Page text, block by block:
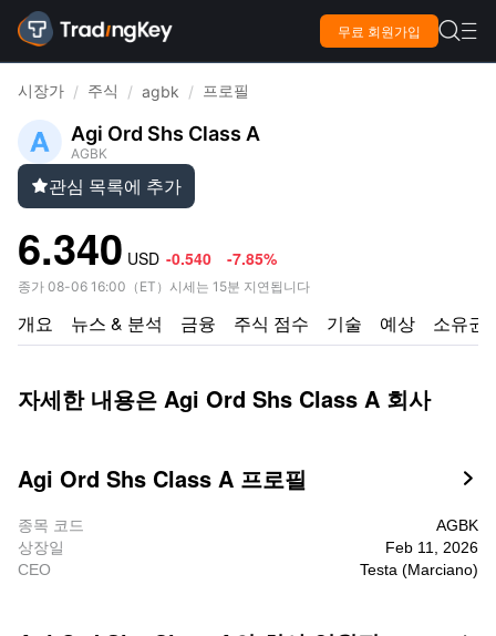
무료 회원가입  
시장가 / 주식 / agbk / 프로필
Agi Ord Shs Class A
AGBK
관심 목록에 추가
6.340 USD -0.540 -7.85%
종가 08-06 16:00 （ ET ） 시세는 15분 지연됩니다
개요 뉴스 & 분석 금융 주식 점수 기술 예상 소유권
자세한 내용은 Agi Ord Shs Class A 회사
Agi Ord Shs Class A 프로필 
종목 코드
AGBK
상장일
Feb 11, 2026
CEO
Testa (Marciano)